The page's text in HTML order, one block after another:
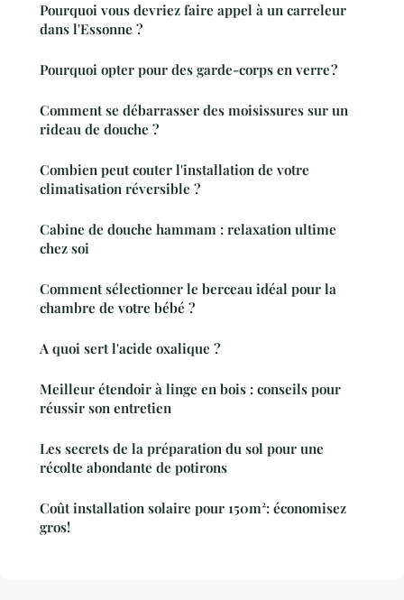
Pourquoi vous devriez faire appel à un carreleur
dans l'Essonne ?
Pourquoi opter pour des garde-corps en verre ?
Comment se débarrasser des moisissures sur un
rideau de douche ?
Combien peut couter l'installation de votre
climatisation réversible ?
Cabine de douche hammam : relaxation ultime
chez soi
Comment sélectionner le berceau idéal pour la
chambre de votre bébé ?
A quoi sert l'acide oxalique ?
Meilleur étendoir à linge en bois : conseils pour
réussir son entretien
Les secrets de la préparation du sol pour une
récolte abondante de potirons
Coût installation solaire pour 150m²: économisez
gros!